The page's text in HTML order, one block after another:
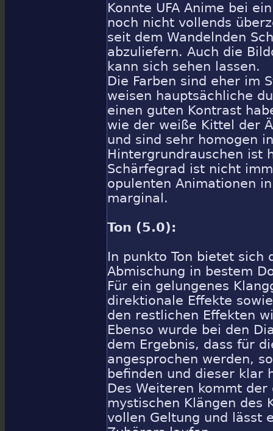
Konnte UFA Anime bei
noch nicht vollends
seit dem Wandelnden
abzuliefern. Auch die
kann sich sehen lassen.
Die Farben sind eher im
weisen hauptsächliche
einen guten Kontrast
wie der weiße Kittel der
und sind sehr homogen
Hintergrundrauschen ist
Schärfegrad ist nicht
opulenten Animationen
marginal.
Ton (5.0):
In punkto Ton bietet sich
Abmischung in bestem
Für ein gelungenes
direktionale Effekte
den restlichen Effekten
Ebenso wurde bei den
dem Ergebnis, dass für
angesprochen werden,
befinden und dieser klar
Des Weiteren kommt
mystischen Klängen des
vollen Geltung und lässt